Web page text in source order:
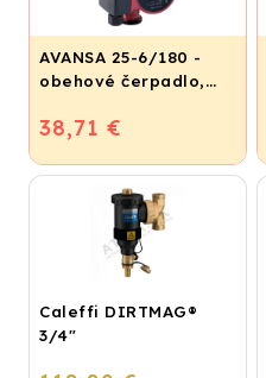
AVANSA 25-6/180 -
obehové čerpadlo,
38,71 €
Caleffi DIRTMAG®
3/4"